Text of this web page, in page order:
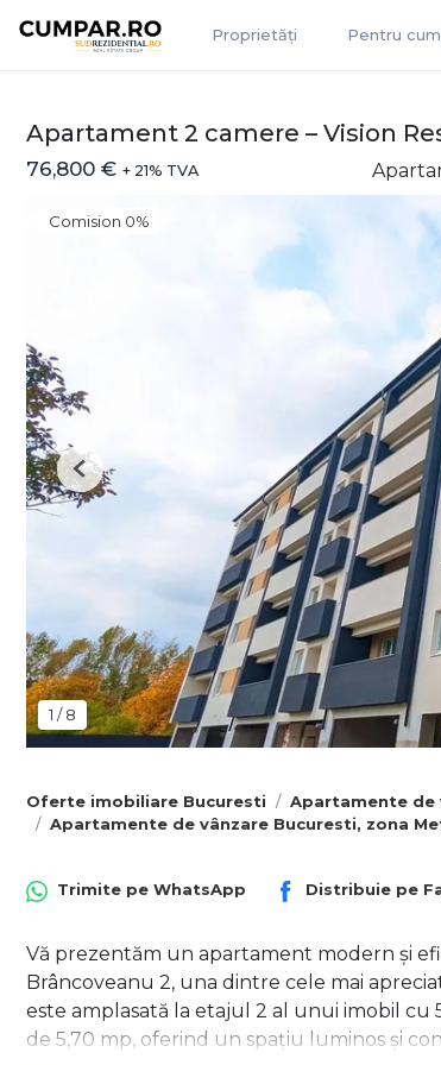
Proprietăți Pentru
Apartament 2 camere – Vision
76,800 € + 21% TVA
Comision 0%
1 /8
Previous
Oferte imobiliare Bucuresti
Apartamente de
Apartamente de vânzare Bucuresti, zona
Trimite pe WhatsApp Distribuie pe
Vă prezentăm un apartament modern și
Brâncoveanu 2, una dintre cele mai
este amplasată la etajul 2 al unui imobil cu
de 5,70 mp, oferind un spațiu luminos și